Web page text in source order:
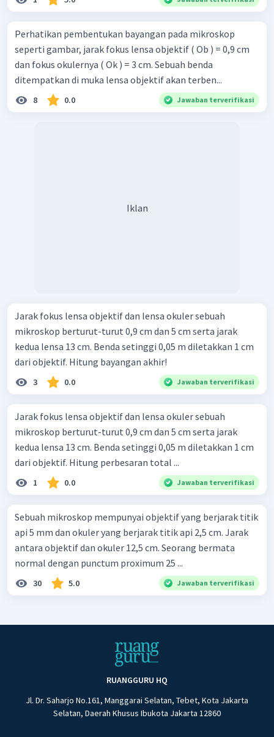
Perhatikan pembentukan bayangan pada mikroskop
seperti gambar, jarak fokus lensa objektif ( Ob ) = 0,9 cm
dan fokus okulernya ( Ok ) = 3 cm. Sebuah benda
ditempatkan di muka lensa objektif akan terben...
8 0.0 Jawaban terverifikasi
Iklan
Jarak fokus lensa objektif dan lensa okuler sebuah
mikroskop berturut-turut 0,9 cm dan 5 cm serta jarak
kedua lensa 13 cm. Benda setinggi 0,05 m diletakkan 1 cm
dari objektif. Hitung bayangan akhir!
3 0.0 Jawaban terverifikasi
Jarak fokus lensa objektif dan lensa okuler sebuah
mikroskop berturut-turut 0,9 cm dan 5 cm serta jarak
kedua lensa 13 cm. Benda setinggi 0,05 m diletakkan 1 cm
dari objektif. Hitung perbesaran total ...
1 0.0 Jawaban terverifikasi
Sebuah mikroskop mempunyai objektif yang berjarak titik
api 5 mm dan okuler yang berjarak titik api 2,5 cm. Jarak
antara objektif dan okuler 12,5 cm. Seorang bermata
normal dengan punctum proximum 25 ...
30 5.0 Jawaban terverifikasi
RUANGGURU HQ
Jl. Dr. Saharjo No.161, Manggarai Selatan, Tebet, Kota Jakarta
Selatan, Daerah Khusus Ibukota Jakarta 12860